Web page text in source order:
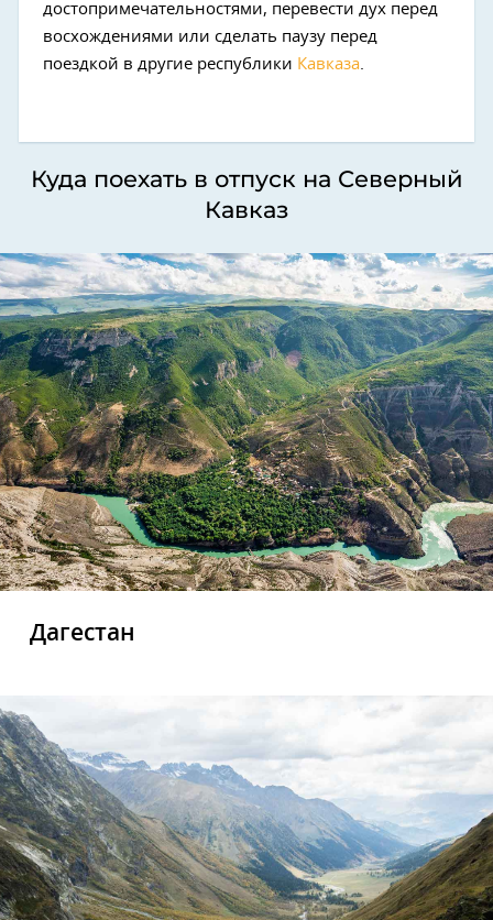
достопримечательностями, перевести дух перед
восхождениями или сделать паузу перед
поездкой в другие республики Кавказа.
Куда поехать в отпуск на Северный
Кавказ
Дагестан